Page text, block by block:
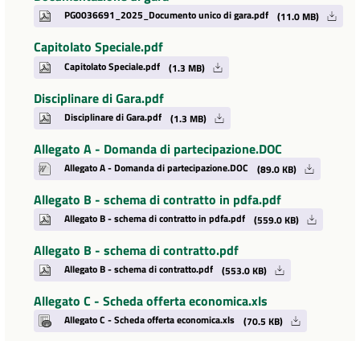
PG0036691_2025_Documento unico di gara.pdf (11.0 MB)
Capitolato Speciale.pdf
Capitolato Speciale.pdf (1.3 MB)
Disciplinare di Gara.pdf
Disciplinare di Gara.pdf (1.3 MB)
Allegato A - Domanda di partecipazione.DOC
Allegato A - Domanda di partecipazione.DOC (89.0 KB)
Allegato B - schema di contratto in pdfa.pdf
Allegato B - schema di contratto in pdfa.pdf (559.0 KB)
Allegato B - schema di contratto.pdf
Allegato B - schema di contratto.pdf (553.0 KB)
Allegato C - Scheda offerta economica.xls
Allegato C - Scheda offerta economica.xls (70.5 KB)